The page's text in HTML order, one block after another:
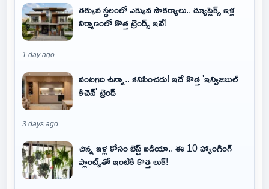
తక్కువ స్థలంలో ఎక్కువ సౌకర్యాలు.. డ్యూప్లెక్స్ ఇళ్ల
నిర్మాణంలో కొత్త ట్రెండ్స్ ఇవే!
1 day ago
వంటగది ఉన్నా.. కనిపించదు! ఇదే కొత్త 'ఇన్విజిబుల్
కిచెన్' ట్రెండ్
3 days ago
చిన్న ఇళ్ల కోసం బెస్ట్ ఐడియా.. ఈ 10 హ్యాంగింగ్
ప్లాంట్స్‌తో ఇంటికి కొత్త లుక్!